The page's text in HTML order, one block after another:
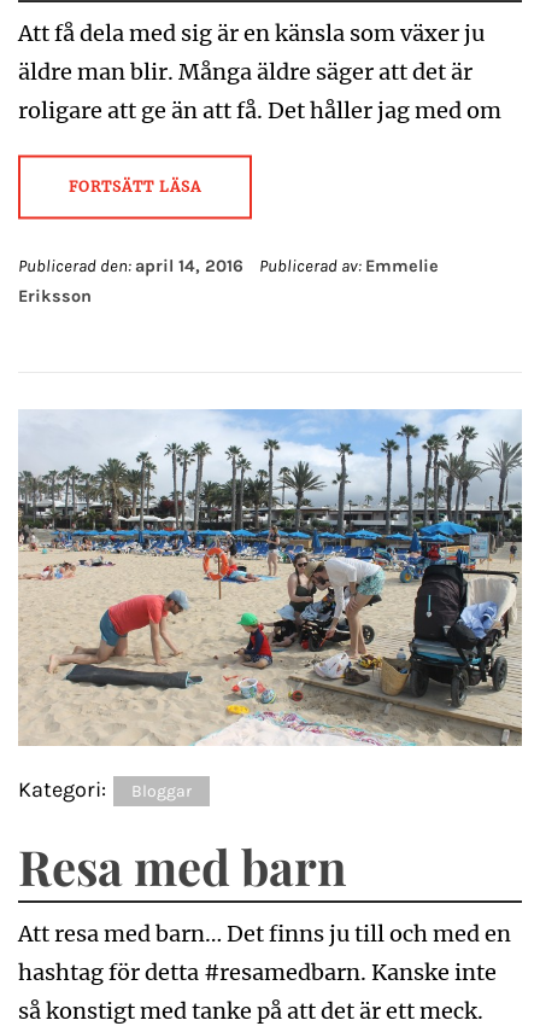
Att få dela med sig är en känsla som växer ju
äldre man blir. Många äldre säger att det är
roligare att ge än att få. Det håller jag med om
FORTSÄTT LÄSA
Publicerad den: april 14, 2016 Publicerad av: Emmelie
Eriksson
Kategori: Bloggar
Resa med barn
Att resa med barn… Det finns ju till och med en
hashtag för detta #resamedbarn. Kanske inte
så konstigt med tanke på att det är ett meck.